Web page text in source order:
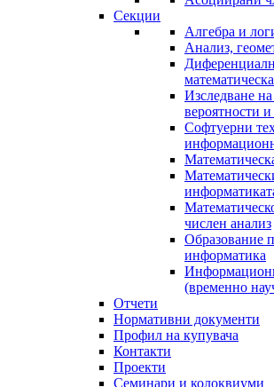
Секции
Алгебра и
Анализ,
Изследване
вероятности и
Софтуерни
числен анализ
Образование
информатика
(временно
Отчети
Нормативни документи
Профил на купувача
Контакти
Проекти
Семинари и колоквиуми